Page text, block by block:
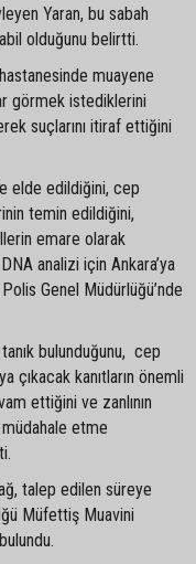
Yaran, bu sabah
olduğunu belirtti.
hastanesinde muayene
görmek istediklerini
suçlarını itiraf ettiğini
elde edildiğini, cep
temin edildiğini,
emare olarak
analizi için Ankara’ya
Genel Müdürlüğü’nde
bulunduğunu, cep
çıkacak kanıtların önemli
ettiğini ve zanlının
etme
talep edilen süreye
Müfettiş Muavini